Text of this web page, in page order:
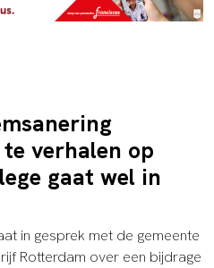
verhalen op
gaat wel in
in gesprek met de gemeente
Rotterdam over een bijdrage